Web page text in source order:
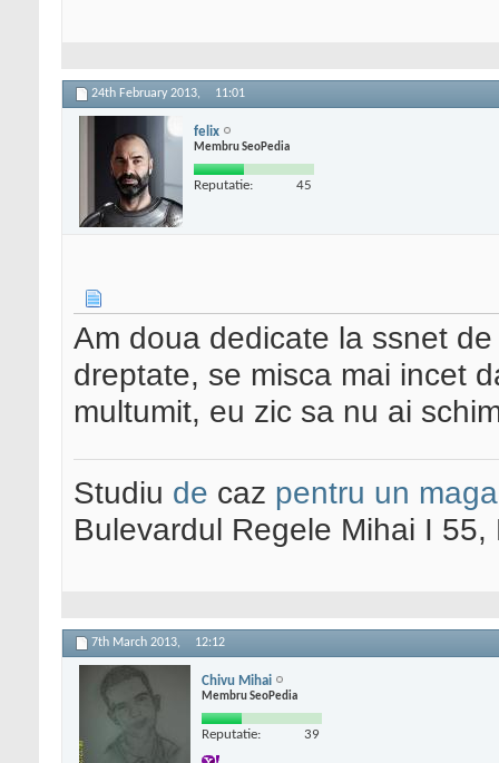
24th February 2013, 11:01
felix
Membru SeoPedia
Reputatie: 45
Am doua dedicate la ssnet
dreptate, se misca mai incet
multumit, eu zic sa nu ai
Studiu de caz pentru un
Bulevardul Regele Mihai I
7th March 2013, 12:12
Chivu Mihai
Membru SeoPedia
Reputatie: 39